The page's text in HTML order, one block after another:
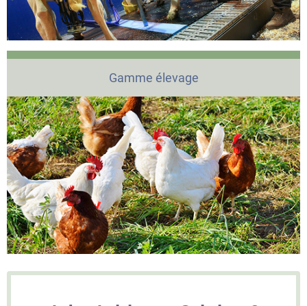
Gamme élevage